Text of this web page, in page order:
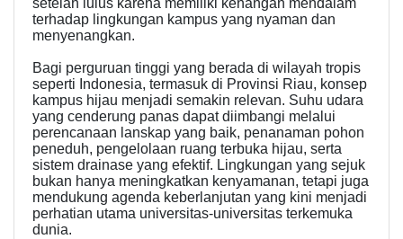
setelah lulus karena memiliki kenangan mendalam
terhadap lingkungan kampus yang nyaman dan
menyenangkan.
Bagi perguruan tinggi yang berada di wilayah tropis
seperti Indonesia, termasuk di Provinsi Riau, konsep
kampus hijau menjadi semakin relevan. Suhu udara
yang cenderung panas dapat diimbangi melalui
perencanaan lanskap yang baik, penanaman pohon
peneduh, pengelolaan ruang terbuka hijau, serta
sistem drainase yang efektif. Lingkungan yang sejuk
bukan hanya meningkatkan kenyamanan, tetapi juga
mendukung agenda keberlanjutan yang kini menjadi
perhatian utama universitas-universitas terkemuka
dunia.